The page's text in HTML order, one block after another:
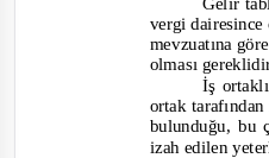
vergi dairesince
mevzuatına
olması
İş
ortak
bulunduğu, bu
izah edilen